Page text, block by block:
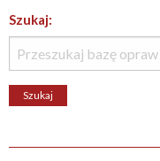
Szukaj: